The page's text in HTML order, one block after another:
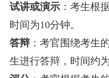
试讲或演示 ：考生根
时间为10分钟。
答辩 ：考官围绕考生
生进行答辩，时间约为